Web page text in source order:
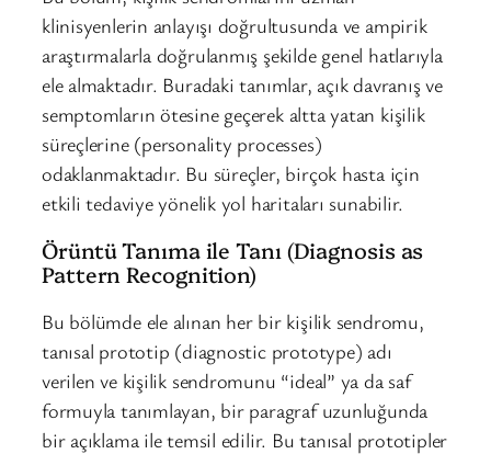
klinisyenlerin anlayışı doğrultusunda ve ampirik
araştırmalarla doğrulanmış şekilde genel hatlarıyla
ele almaktadır. Buradaki tanımlar, açık davranış ve
semptomların ötesine geçerek altta yatan kişilik
süreçlerine (personality processes)
odaklanmaktadır. Bu süreçler, birçok hasta için
etkili tedaviye yönelik yol haritaları sunabilir.
Örüntü Tanıma ile Tanı (Diagnosis as
Pattern Recognition)
Bu bölümde ele alınan her bir kişilik sendromu,
tanısal prototip (diagnostic prototype) adı
verilen ve kişilik sendromunu “ideal” ya da saf
formuyla tanımlayan, bir paragraf uzunluğunda
bir açıklama ile temsil edilir. Bu tanısal prototipler